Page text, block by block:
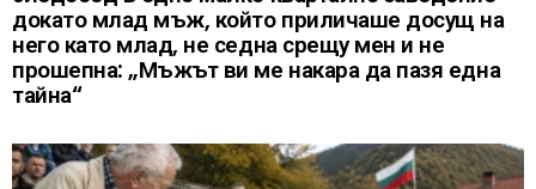
докато млад мъж, който приличаше досущ на
него като млад, не седна срещу мен и не
прошепна: „Мъжът ви ме накара да пазя една
тайна“